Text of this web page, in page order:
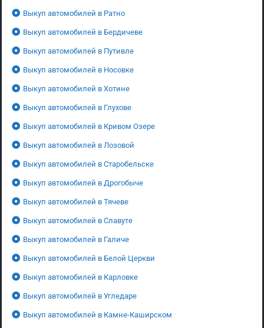
Выкуп автомобилей в Ратно
Выкуп автомобилей в Бердичеве
Выкуп автомобилей в Путивле
Выкуп автомобилей в Носовке
Выкуп автомобилей в Хотине
Выкуп автомобилей в Глухове
Выкуп автомобилей в Кривом Озере
Выкуп автомобилей в Лозовой
Выкуп автомобилей в Старобельске
Выкуп автомобилей в Дрогобыче
Выкуп автомобилей в Тячеве
Выкуп автомобилей в Славуте
Выкуп автомобилей в Галиче
Выкуп автомобилей в Белой Церкви
Выкуп автомобилей в Карловке
Выкуп автомобилей в Угледаре
Выкуп автомобилей в Камне-Каширском